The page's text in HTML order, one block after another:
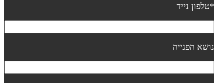
נייד
הפנייה